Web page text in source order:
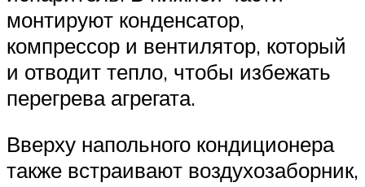
монтируют конденсатор,
компрессор и вентилятор, который
и отводит тепло, чтобы избежать
перегрева агрегата.
Вверху напольного кондиционера
также встраивают воздухозаборник,